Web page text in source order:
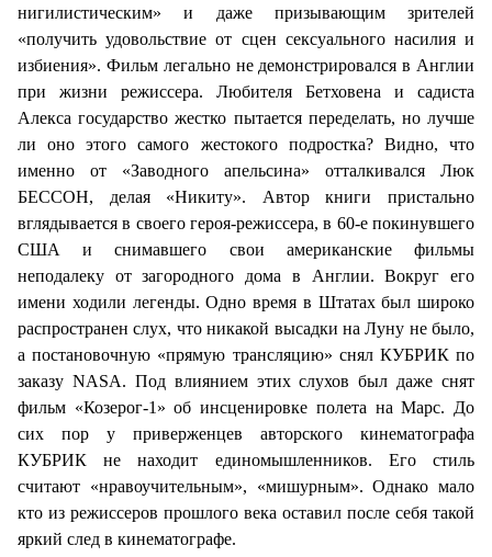
нигилистическим» и даже призывающим зрителей
«получить удовольствие от сцен сексуального насилия и
избиения». Фильм легально не демонстрировался в Англии
при жизни режиссера. Любителя Бетховена и садиста
Алекса государство жестко пытается переделать, но лучше
ли оно этого самого жестокого подростка? Видно, что
именно от «Заводного апельсина» отталкивался Люк
БЕССОН, делая «Никиту». Автор книги пристально
вглядывается в своего героя-режиссера, в 60-е покинувшего
США и снимавшего свои американские фильмы
неподалеку от загородного дома в Англии. Вокруг его
имени ходили легенды. Одно время в Штатах был широко
распространен слух, что никакой высадки на Луну не было,
а постановочную «прямую трансляцию» снял КУБРИК по
заказу NASA. Под влиянием этих слухов был даже снят
фильм «Козерог-1» об инсценировке полета на Марс. До
сих пор у приверженцев авторского кинематографа
КУБРИК не находит единомышленников. Его стиль
считают «нравоучительным», «мишурным». Однако мало
кто из режиссеров прошлого века оставил после себя такой
яркий след в кинематографе.